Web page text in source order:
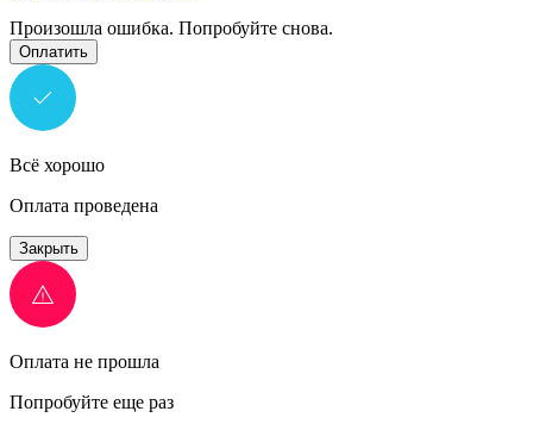
Произошла ошибка. Попробуйте снова.
Оплатить
Всё хорошо
Оплата проведена
Закрыть
Оплата не прошла
Попробуйте еще раз